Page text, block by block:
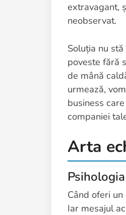
extravagant,
neobservat.
Soluția nu
poveste fără
de mână
urmează,
business
companiei
Arta
Când oferi
Iar mesajul